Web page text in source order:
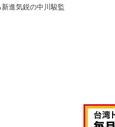
進気鋭の中川駿監